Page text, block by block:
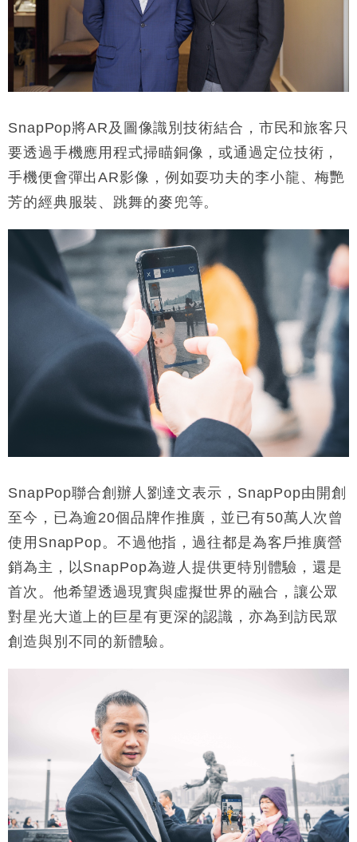
SnapPop將AR及圖像識別技術結合，市民和旅客只
要透過手機應用程式掃瞄銅像，或通過定位技術，
手機便會彈出AR影像，例如耍功夫的李小龍、梅艷
芳的經典服裝、跳舞的麥兜等。
SnapPop聯合創辦人劉達文表示， SnapPop由開創
至今，已為逾20個品牌作推廣，並已有50萬人次曾
使用 SnapPop。不過他指，過往都是為客戶推廣營
銷為主，以SnapPop為遊人提供更特別體驗，還是
首次。他希望透過現實與虛擬世界的融合，讓公眾
對星光大道上的巨星有更深的認識，亦為到訪民眾
創造與別不同的新體驗。